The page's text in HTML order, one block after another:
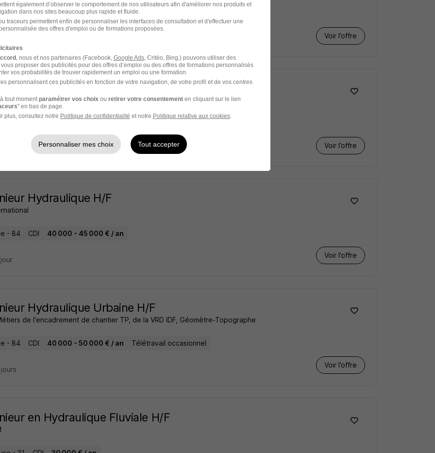
- 69 CDI 30 000 € / an
Voir l’offre
Hydraulique H/F
Li
Voir l’offre
Hydraulique H/F
- 84 CDI 40 000 - 45 000 € / an
Voir l’offre
Hydraulique Urbaine H/F
de l'encadrement de chantier TP, de la VRD IDF, Géomètre-Topographe
- 84 CDI 40 000 - 50 000 € / an Télétravail occasionnel
Voir l’offre
en Hydraulique Fluviale H/F
également d’observer le comportement de nos utilisateurs afin d'améliorer nos produits et
dans nos sites beaucoup plus rapide et fluide.
traceurs permettent enfin de personnaliser les interfaces de consultation et d'effectuer une
des offres d'emploi ou de formations proposées.
, nous et nos partenaires (Facebook, Google Ads, Critéo, Bing,) pouvons utiliser des
proposer des publicités pour des offres d’emploi ou des offres de formations personnalisés
vos probabilités de trouver rapidement un emploi ou une formation.
personnalisent ces publicités en fonction de votre navigation, de votre profil et de vos centres
tout moment paramétrer vos choix ou retirer votre consentementen cliquant sur le lien
" en bas de page.
plus, consultez notre Politique de confidentialité et notre Politique relative aux cookies.
Personnaliser mes choix Tout accepter